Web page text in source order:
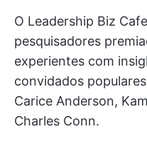
O Leadership Biz
pesquisadores
experientes com
convidados
Carice Anderson,
Charles Conn.